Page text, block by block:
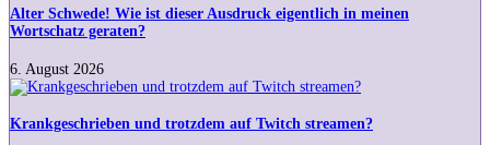
ist
dieser
eigentlich
in
meinen
Wortschatz
geraten?
Alter Schwede! Wie ist dieser Ausdruck eigentlich in meinen
Wortschatz geraten?
6. August 2026
Krankgeschrieben
trotzdem
Krankgeschrieben und trotzdem auf Twitch streamen?